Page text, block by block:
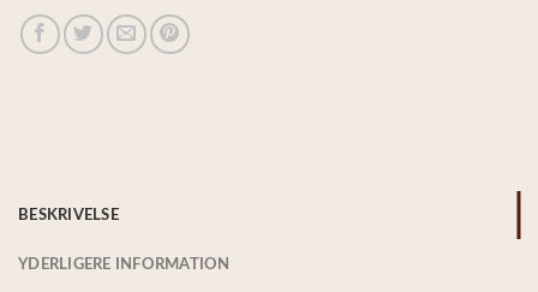
BESKRIVELSE
YDERLIGERE INFORMATION